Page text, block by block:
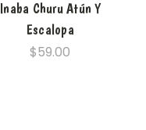
Inaba Churu Atún Y
Escalopa
$59.00